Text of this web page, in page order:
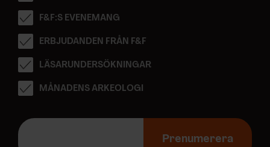
F&F:S EVENEMANG
ERBJUDANDEN FRÅN F&F
LÄSARUNDERSÖKNINGAR
MÅNADENS ARKEOLOGI
E
Prenumerera